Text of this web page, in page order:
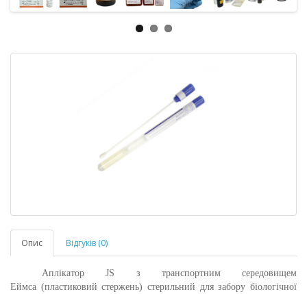
Опис Відгуків (0)
Аплікатор JS з транспортним середовищем
Еймса (пластиковий стержень) стерильний для забору біологічної